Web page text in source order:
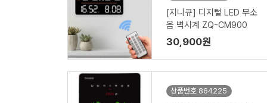
[지니큐] 디지털 LED 무소
음 벽시계 ZQ-CM900
30,900원
상품번호 864225